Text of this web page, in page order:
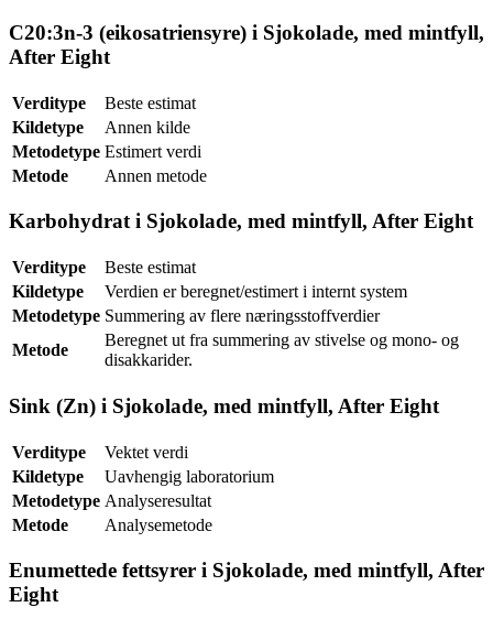
C20:3n-3 (eikosatriensyre) i Sjokolade, med mintfyll,
After Eight
Verditype
Beste estimat
Kildetype
Annen kilde
Metodetype Estimert verdi
Metode
Annen metode
Karbohydrat i Sjokolade, med mintfyll, After Eight
Verditype
Beste estimat
Kildetype
Verdien er beregnet/estimert i internt system
Metodetype Summering av flere næringsstoffverdier
Metode
Beregnet ut fra summering av stivelse og mono- og
disakkarider.
Sink (Zn) i Sjokolade, med mintfyll, After Eight
Verditype
Vektet verdi
Kildetype
Uavhengig laboratorium
Metodetype Analyseresultat
Metode
Analysemetode
Enumettede fettsyrer i Sjokolade, med mintfyll, After
Eight